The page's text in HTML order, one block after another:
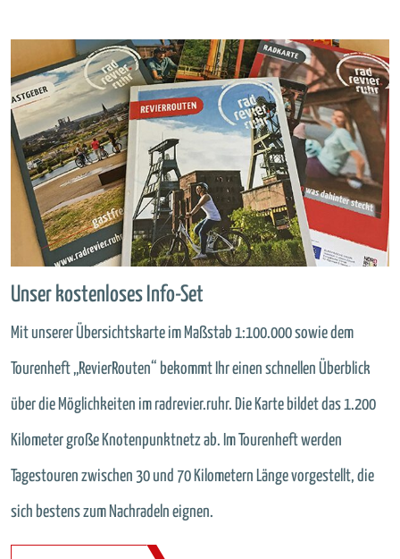
Unser kostenloses Info-Set
Mit unserer Übersichtskarte im Maßstab 1:100.000 sowie dem
Tourenheft „RevierRouten“ bekommt Ihr einen schnellen Überblick
über die Möglichkeiten im radrevier.ruhr. Die Karte bildet das 1.200
Kilometer große Knotenpunktnetz ab. Im Tourenheft werden
Tagestouren zwischen 30 und 70 Kilometern Länge vorgestellt, die
sich bestens zum Nachradeln eignen.